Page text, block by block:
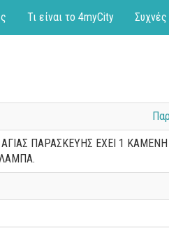
Τι είναι το 4myCity
ΠΑΡΑΣΚΕΥΗΣ ΕΧΕΙ 1